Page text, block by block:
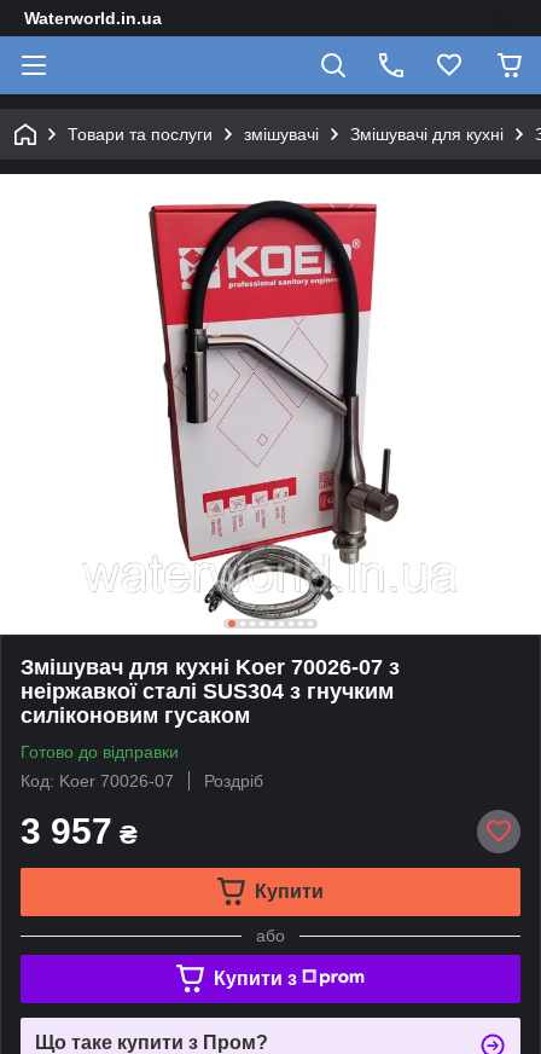
Waterworld.in.ua
Товари та послуги змішувачі Змішувачі для кухні
Змішувач для кухні Koer 70026-07 з
неіржавкої сталі SUS304 з гнучким
силіконовим гусаком
Готово до відправки
Код: Koer 70026-07
Роздріб
3 957 ₴
Купити
або
Купити з
Що таке купити з Пром?